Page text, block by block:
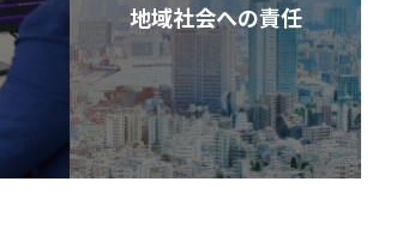
地域社会への責任